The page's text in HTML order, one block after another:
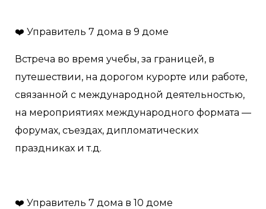
❤️ Управитель 7 дома в 9 доме
Встреча во время учебы, за границей, в
путешествии, на дорогом курорте или работе,
связанной с международной деятельностью,
на мероприятиях международного формата —
форумах, съездах, дипломатических
праздниках и т.д.
❤️ Управитель 7 дома в 10 доме